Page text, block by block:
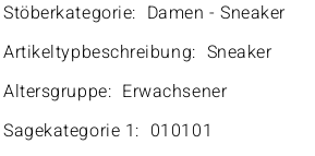
Stöberkategorie: Damen - Sneaker
Artikeltypbeschreibung: Sneaker
Altersgruppe: Erwachsener
Sagekategorie 1: 010101